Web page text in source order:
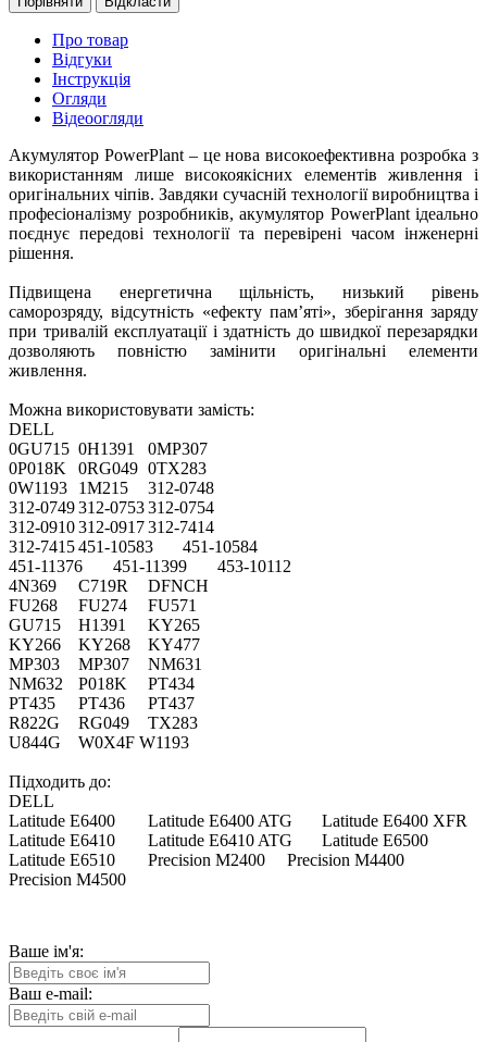
Про товар
Відгуки
Інструкція
Огляди
Відеоогляди
Акумулятор PowerPlant – це нова високоефективна розробка з
використанням лише високоякісних елементів живлення і
оригінальних чіпів. Завдяки сучасній технології виробництва і
професіоналізму розробників, акумулятор PowerPlant ідеально
поєднує передові технології та перевірені часом інженерні
рішення.
Підвищена енергетична щільність, низький рівень
саморозряду, відсутність «ефекту пам’яті», зберігання заряду
при тривалій експлуатації і здатність до швидкої перезарядки
дозволяють повністю замінити оригінальні елементи
живлення.
Можна використовувати замість:
DELL
0GU715 0H1391
0MP307
0P018K
0RG049 0TX283
0W1193
1M215
312-0748
312-0749312-0753312-0754
312-0910312-0917312-7414
312-7415451-10583
451-10584
451-11376
451-11399
453-10112
4N369
C719R
DFNCH
FU268
FU274
FU571
GU715
H1391
KY265
KY266
KY268
KY477
MP303
MP307
NM631
NM632
P018K
PT434
PT435
PT436
PT437
R822G
RG049
TX283
U844G
W0X4F W1193
Підходить до:
DELL
Latitude E6400
Latitude E6400 ATG
Latitude E6400 XFR
Latitude E6410
Latitude E6410 ATG
Latitude E6500
Latitude E6510
Precision M2400
Precision M4400
Precision M4500
Ваше ім'я:
Ваш e-mail: